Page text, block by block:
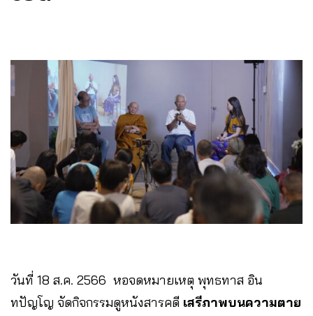
วันที่ 18 ส.ค. 2566 หอจดหมายเหตุ พุทธทาส อิน
ทปัญโญ จัดกิจกรรมดูหนังสารคดี เสรีภาพบนความตาย